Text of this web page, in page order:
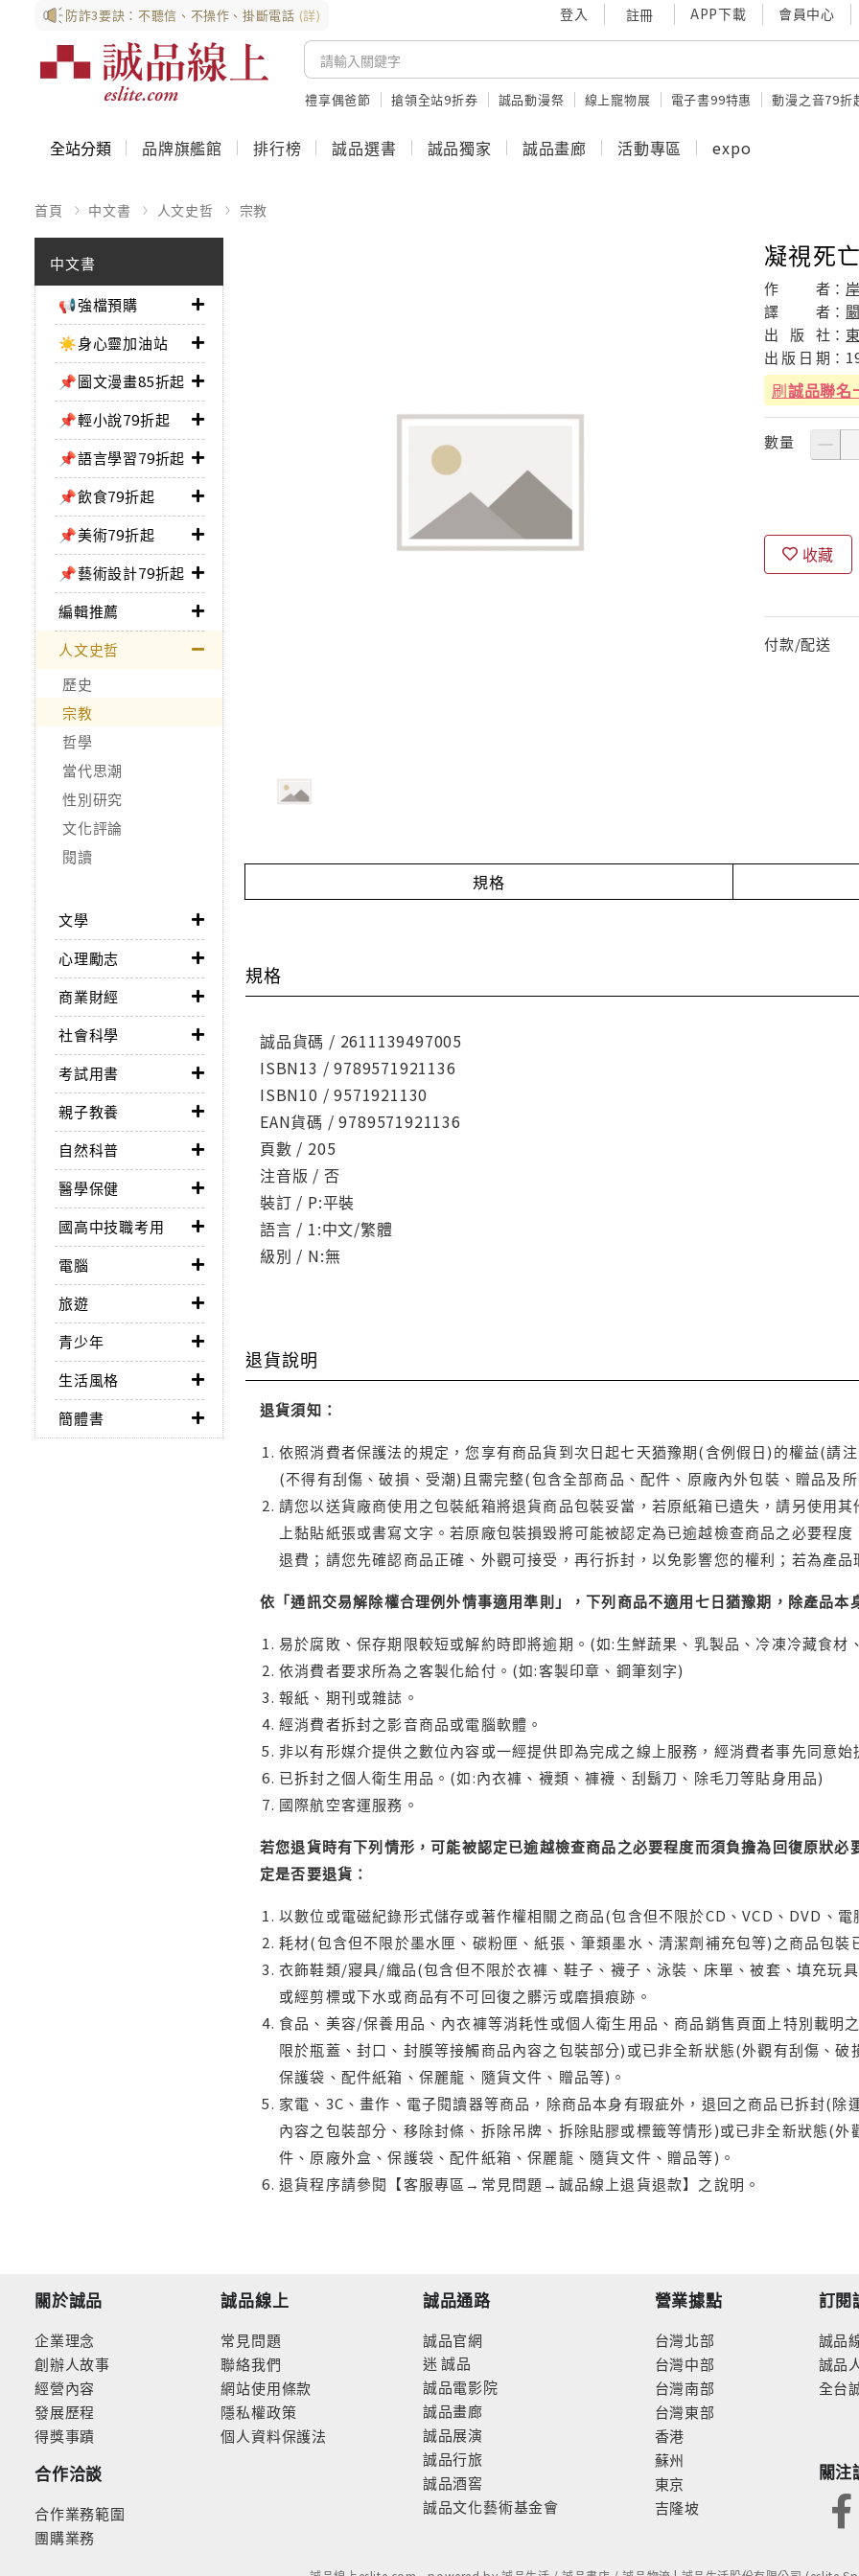
防詐3要訣：不聽信、不操作、掛斷電話 (詳) 登入 註冊 APP下載 會員中心
禮享偶爸節 搶領全站9折券 誠品動漫祭 線上寵物展 電子書99特惠 動漫之音79折
全站分類 品牌旗艦館 排行榜 誠品選書 誠品獨家 誠品畫廊 活動專區 expo
首頁 中文書 人文史哲 宗教
中文書
📢強檔預購
☀️身心靈加油站
📌圖文漫畫85折起
📌輕小說79折起
📌語言學習79折起
📌飲食79折起
📌美術79折起
📌藝術設計79折起
編輯推薦
人文史哲
歷史
宗教
哲學
當代思潮
性別研究
文化評論
閱讀
文學
心理勵志
商業財經
社會科學
考試用書
親子教養
自然科普
醫學保健
國高中技職考用
電腦
旅遊
青少年
生活風格
簡體書
凝視死
作 者：
譯
者：
出
版 社：
出 版 日 期：
刷誠品聯名
數量
收藏
付款/配送
規格
規格
誠品貨碼 / 2611139497005
ISBN13 / 9789571921136
ISBN10 / 9571921130
EAN貨碼 / 9789571921136
頁數 / 205
注音版 / 否
裝訂 / P:平裝
語言 / 1:中文/繁體
級別 / N:無
退貨說明
退貨須知：
依照消費者保護法的規定，您享有商品貨到次日起七天猶豫期(含例假日)的權益(請
(不得有刮傷、破損、受潮)且需完整(包含全部商品、配件、原廠內外包裝、贈品及
請您以送貨廠商使用之包裝紙箱將退貨商品包裝妥當，若原紙箱已遺失，請另使用
上黏貼紙張或書寫文字。若原廠包裝損毀將可能被認定為已逾越檢查商品之必要程
退費；請您先確認商品正確、外觀可接受，再行拆封，以免影響您的權利；若為產
依「通訊交易解除權合理例外情事適用準則」，下列商品不適用七日猶豫期，除產品本
易於腐敗、保存期限較短或解約時即將逾期。(如:生鮮蔬果、乳製品、冷凍冷藏食材
依消費者要求所為之客製化給付。(如:客製印章、鋼筆刻字)
報紙、期刊或雜誌。
經消費者拆封之影音商品或電腦軟體。
非以有形媒介提供之數位內容或一經提供即為完成之線上服務，經消費者事先同意
已拆封之個人衛生用品。(如:內衣褲、襪類、褲襪、刮鬍刀、除毛刀等貼身用品)
國際航空客運服務。
若您退貨時有下列情形，可能被認定已逾越檢查商品之必要程度而須負擔為回復原狀
定是否要退貨：
以數位或電磁紀錄形式儲存或著作權相關之商品(包含但不限於CD、VCD、DVD、
耗材(包含但不限於墨水匣、碳粉匣、紙張、筆類墨水、清潔劑補充包等)之商品包
衣飾鞋類/寢具/織品(包含但不限於衣褲、鞋子、襪子、泳裝、床單、被套、填充玩
或經剪標或下水或商品有不可回復之髒污或磨損痕跡。
食品、美容/保養用品、內衣褲等消耗性或個人衛生用品、商品銷售頁面上特別載明
限於瓶蓋、封口、封膜等接觸商品內容之包裝部分)或已非全新狀態(外觀有刮傷、
保護袋、配件紙箱、保麗龍、隨貨文件、贈品等)。
家電、3C、畫作、電子閱讀器等商品，除商品本身有瑕疵外，退回之商品已拆封(
內容之包裝部分、移除封條、拆除吊牌、拆除貼膠或標籤等情形)或已非全新狀態(
件、原廠外盒、保護袋、配件紙箱、保麗龍、隨貨文件、贈品等)。
退貨程序請參閱【客服專區→常見問題→誠品線上退貨退款】之說明。
關於誠品
企業理念
創辦人故事
經營內容
發展歷程
得獎事蹟
合作洽談
合作業務範圍
團購業務
誠品線上
常見問題
聯絡我們
網站使用條款
隱私權政策
個人資料保護法
誠品通路
誠品官網
迷 誠品
誠品電影院
誠品畫廊
誠品展演
誠品行旅
誠品酒窖
誠品文化藝術基金會
營業據點
台灣北部
台灣中部
台灣南部
台灣東部
香港
蘇州
東京
吉隆坡
訂閱
誠品
誠品
全台
關注